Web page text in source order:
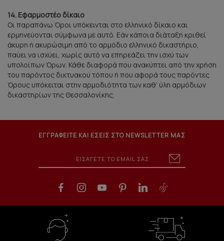
14. Εφαρμοστέο δίκαιο
Οι παραπάνω Όροι υπόκεινται στο ελληνικό δίκαιο και
ερμηνεύονται σύμφωνα με αυτό. Εάν κάποια διάταξη κριθεί
άκυρη ή ακυρώσιμη από το αρμόδιο ελληνικό δικαστήριο,
παύει να ισχύει, χωρίς αυτό να επηρεάζει την ισχύ των
υπολοίπων Όρων. Κάθε διαφορά που ανακύπτει από την χρήση
του παρόντος δικτυακού τόπου ή που αφορά τους παρόντες
Όρους υπόκειται στην αρμοδιότητα των καθ’ ύλη αρμόδιων
δικαστηρίων της Θεσσαλονίκης.
ΕΓΓΡΑΦΕΙΤΕ ΚΑΙ ΕΣΕΙΣ ΣΤΟ NEWSLETTER ΜΑΣ